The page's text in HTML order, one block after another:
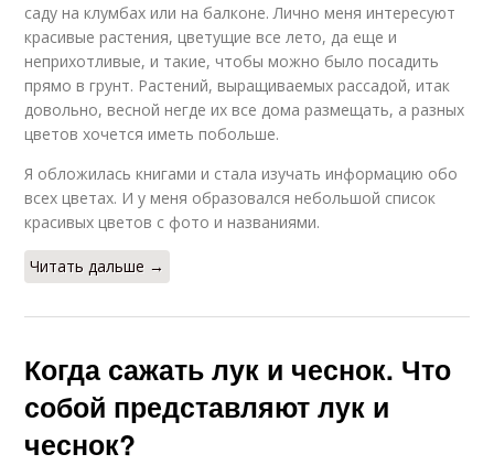
саду на клумбах или на балконе. Лично меня интересуют
красивые растения, цветущие все лето, да еще и
неприхотливые, и такие, чтобы можно было посадить
прямо в грунт. Растений, выращиваемых рассадой, итак
довольно, весной негде их все дома размещать, а разных
цветов хочется иметь побольше.
Я обложилась книгами и стала изучать информацию обо
всех цветах. И у меня образовался небольшой список
красивых цветов с фото и названиями.
Читать дальше →
Когда сажать лук и чеснок. Что
собой представляют лук и
чеснок?